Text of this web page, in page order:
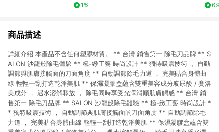
1%
商品描述
詳細介紹 本產品不含任何塑膠材質。 ** 台灣 銷售第一 除毛刀品牌 ** S
ALON 沙龍般除毛體驗 ** 極-緻工藝 時尚設計 ** 獨特吸震技術 ， 自動
調節與肌膚接觸面的刀面角度 ** 自動調節除毛力道 ， 完美貼合身體曲
線 輕輕一刮打造乾淨美肌 ** 保濕凝膠盒蘊含雙重美容成分玻尿酸 / 賽洛
美成分 ， 遇水溶解釋放 ， 除毛同時享受光澤滑順肌膚觸感 ** 台灣 銷
售第一 除毛刀品牌 ** SALON 沙龍般除毛體驗 ** 極-緻工藝 時尚設計 *
* 獨特吸震技術 ， 自動調節與肌膚接觸面的刀面角度 ** 自動調節除毛
力道 ， 完美貼合身體曲線 輕輕一刮打造乾淨美肌 ** 保濕凝膠盒蘊含雙